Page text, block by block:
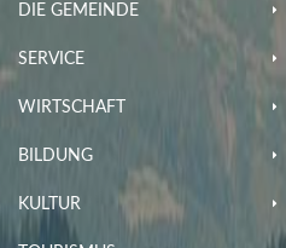
DIE GEMEINDE
SERVICE
WIRTSCHAFT
BILDUNG
KULTUR